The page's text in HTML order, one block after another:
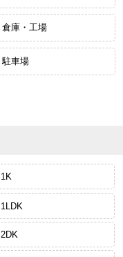
倉庫・工場
駐車場
1K
1LDK
2DK